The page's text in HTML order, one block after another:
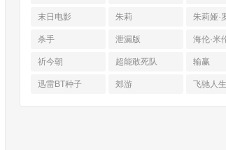
末日电影 朱莉 朱莉娅·
杀手 泄漏版 海伦·米
祈今朝 超能敢死队 输赢
迅雷BT种子 郊游 飞驰人